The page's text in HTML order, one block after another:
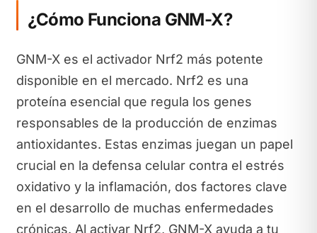
¿Cómo Funciona GNM-X?
GNM-X es el activador Nrf2 más potente
disponible en el mercado. Nrf2 es una
proteína esencial que regula los genes
responsables de la producción de enzimas
antioxidantes. Estas enzimas juegan un papel
crucial en la defensa celular contra el estrés
oxidativo y la inflamación, dos factores clave
en el desarrollo de muchas enfermedades
crónicas. Al activar Nrf2, GNM-X ayuda a tu